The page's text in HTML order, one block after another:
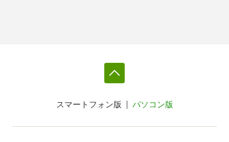
スマートフォン版 パソコン版